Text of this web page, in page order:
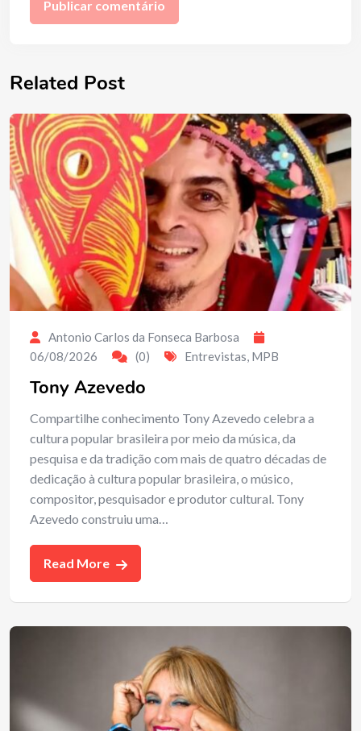
Related Post
Antonio Carlos da Fonseca Barbosa
06/08/2026
(0) Entrevistas, MPB
Tony Azevedo
Compartilhe conhecimento Tony Azevedo celebra a
cultura popular brasileira por meio da música, da
pesquisa e da tradição com mais de quatro décadas de
dedicação à cultura popular brasileira, o músico,
compositor, pesquisador e produtor cultural. Tony
Azevedo construiu uma…
Read More